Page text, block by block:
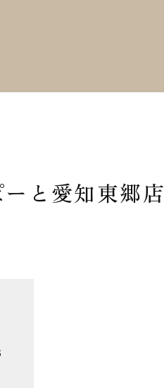
ーと愛知東郷店